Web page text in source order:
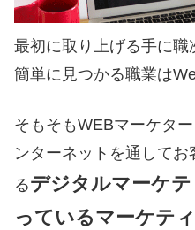
最初に取り上げる手に
簡単に見つかる職業は
そもそもWEBマーケタ
ンターネットを通して
るデジタルマーケ
っているマーケテ